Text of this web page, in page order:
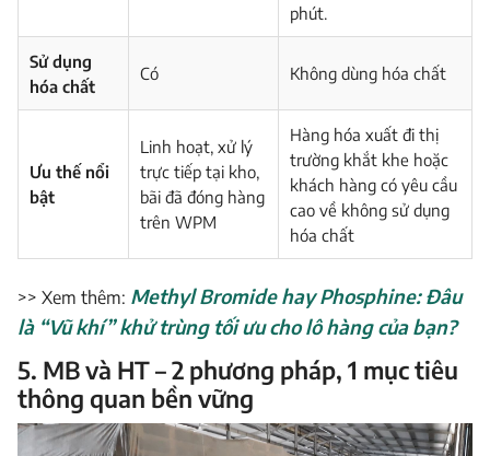
phút.
Sử dụng
hóa chất
Có Không dùng hóa chất
Ưu thế nổi
bật
Linh hoạt, xử lý
trực tiếp tại kho,
bãi đã đóng hàng
trên WPM
Hàng hóa xuất đi thị
trường khắt khe hoặc
khách hàng có yêu cầu
cao về không sử dụng
hóa chất
>> Xem thêm: Methyl Bromide hay Phosphine: Đâu
là “Vũ khí” khử trùng tối ưu cho lô hàng của bạn?
5. MB và HT – 2 phương pháp, 1 mục tiêu
thông quan bền vững